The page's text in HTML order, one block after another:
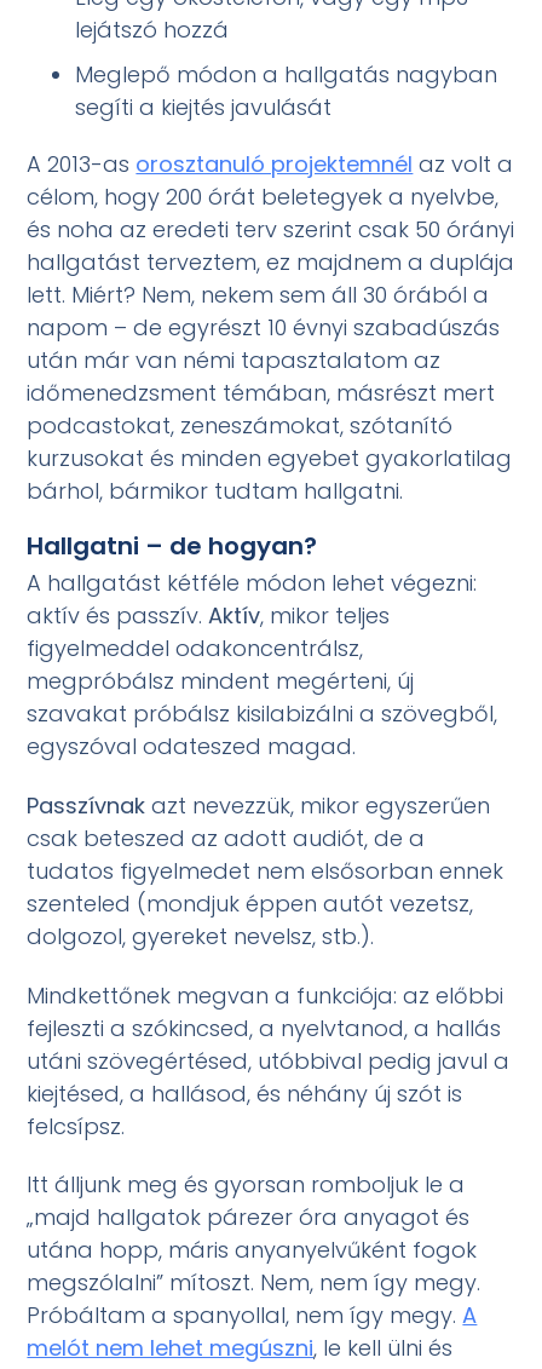
lejátszó hozzá
Meglepő módon a hallgatás nagyban
segíti a kiejtés javulását
A 2013-as orosztanuló projektemnél az volt a
célom, hogy 200 órát beletegyek a nyelvbe,
és noha az eredeti terv szerint csak 50 órányi
hallgatást terveztem, ez majdnem a duplája
lett. Miért? Nem, nekem sem áll 30 órából a
napom – de egyrészt 10 évnyi szabadúszás
után már van némi tapasztalatom az
időmenedzsment témában, másrészt mert
podcastokat, zeneszámokat, szótanító
kurzusokat és minden egyebet gyakorlatilag
bárhol, bármikor tudtam hallgatni.
Hallgatni – de hogyan?
A hallgatást kétféle módon lehet végezni:
aktív és passzív.Aktív, mikor teljes
figyelmeddel odakoncentrálsz,
megpróbálsz mindent megérteni, új
szavakat próbálsz kisilabizálni a szövegből,
egyszóval odateszed magad.
Passzívnak azt nevezzük, mikor egyszerűen
csak beteszed az adott audiót, de a
tudatos figyelmedet nem elsősorban ennek
szenteled (mondjuk éppen autót vezetsz,
dolgozol, gyereket nevelsz, stb.).
Mindkettőnek megvan a funkciója: az előbbi
fejleszti a szókincsed, a nyelvtanod, a hallás
utáni szövegértésed, utóbbival pedig javul a
kiejtésed, a hallásod, és néhány új szót is
felcsípsz.
Itt álljunk meg és gyorsan romboljuk le a
„majd hallgatok párezer óra anyagot és
utána hopp, máris anyanyelvűként fogok
megszólalni” mítoszt. Nem, nem így megy.
Próbáltam a spanyollal, nem így megy.A
melót nem lehet megúszni, le kell ülni és